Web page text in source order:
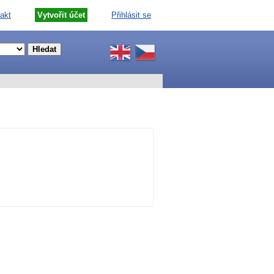
Vytvořit účet Přihlásit se